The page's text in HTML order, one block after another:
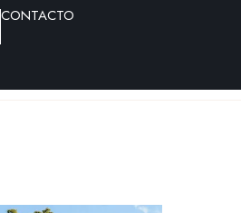
CONTACTO